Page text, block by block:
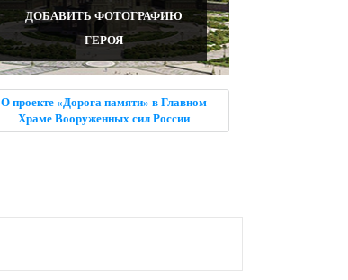
ДОБАВИТЬ ФОТОГРАФИЮ
ГЕРОЯ
О проекте «Дорога памяти» в Главном
Храме Вооруженных сил России